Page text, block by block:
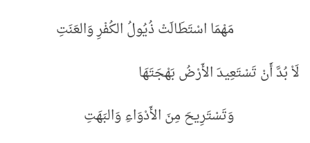
مَهْمَا اسْتَطَالَتْ ذُيُولُ الكُفْرِ وَالعَنَتِ
لَاْ بُدَّ أَنْ تَسْتَعِيدَ الأَرْضُ بَهْجَتَهَا
وَتَسْتَرِيحَ مِنَ الأَدْوَاءِ وَالبَهَتِ